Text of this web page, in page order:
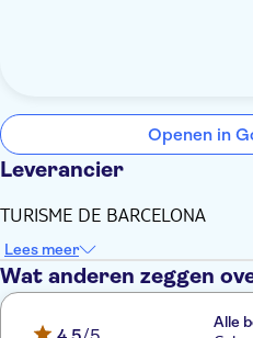
Openen in
Leverancier
TURISME DE BARCELONA
Lees meer
Wat anderen zeggen
Alle